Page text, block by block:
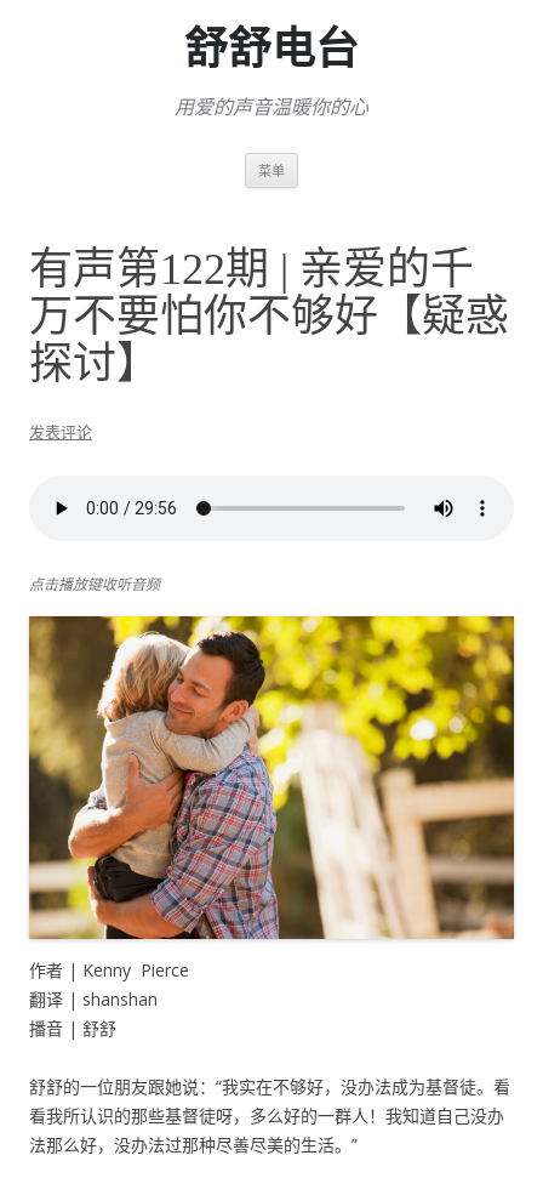
舒舒电台
用爱的声音温暖你的心
菜单
有声第122期 | 亲爱的千
万不要怕你不够好【疑惑
探讨】
发表评论
点击播放键收听音频
作者 | Kenny Pierce
翻译 | shanshan
播音 | 舒舒
舒舒的一位朋友跟她说：“我实在不够好，没办法成为基督徒。看
看我所认识的那些基督徒呀，多么好的一群人！我知道自己没办
法那么好，没办法过那种尽善尽美的生活。”